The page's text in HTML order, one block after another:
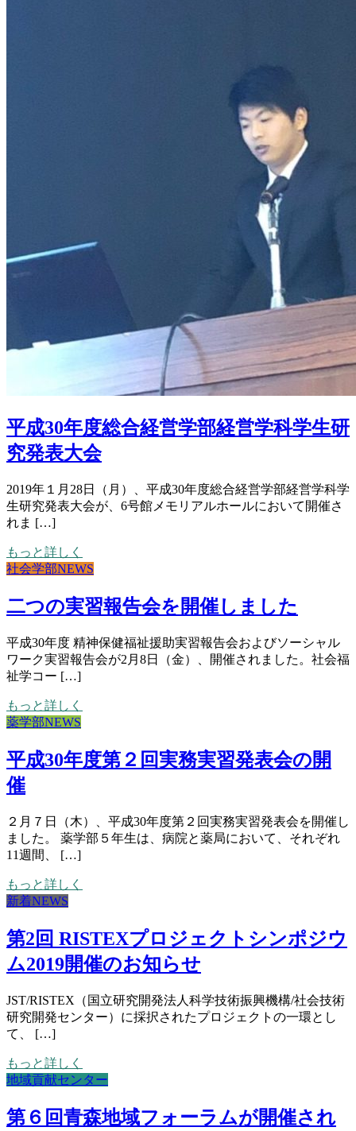
平成30年度総合経営学部経営学科学生研
究発表大会
2019年１月28日（月）、平成30年度総合経営学部経営学科学
生研究発表大会が、6号館メモリアルホールにおいて開催さ
れま […]
もっと詳しく
社会学部NEWS
二つの実習報告会を開催しました
平成30年度 精神保健福祉援助実習報告会およびソーシャル
ワーク実習報告会が2月8日（金）、開催されました。社会福
祉学コー […]
もっと詳しく
薬学部NEWS
平成30年度第２回実務実習発表会の開
催
２月７日（木）、平成30年度第２回実務実習発表会を開催し
ました。 薬学部５年生は、病院と薬局において、それぞれ
11週間、 […]
もっと詳しく
新着NEWS
第2回 RISTEXプロジェクトシンポジウ
ム2019開催のお知らせ
JST/RISTEX（国立研究開発法人科学技術振興機構/社会技術
研究開発センター）に採択されたプロジェクトの一環とし
て、 […]
もっと詳しく
地域貢献センター
第６回青森地域フォーラムが開催され